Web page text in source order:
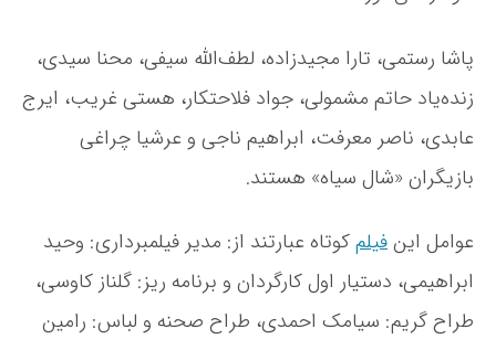
پاشا رستمی، تارا مجیدزاده، لطف‌الله سیفی، محنا سیدی،
زنده‌یاد حاتم مشمولی، جواد فلاحتکار، هستی غریب، ایرج
عابدی، ناصر معرفت، ابراهیم ناجی و عرشیا چراغی
بازیگران «شال سیاه» هستند.
عوامل اینفیلمکوتاه عبارتند از: مدیر فیلمبرداری: وحید
ابراهیمی، دستیار اول کارگردان و برنامه ریز: گلناز کاوسی،
طراح گریم: سیامک احمدی، طراح صحنه و لباس: رامین